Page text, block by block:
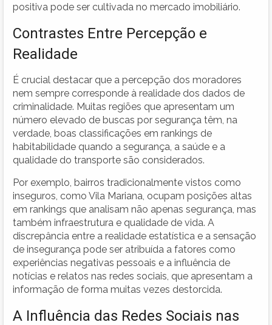
positiva pode ser cultivada no mercado imobiliário.
Contrastes Entre Percepção e
Realidade
É crucial destacar que a percepção dos moradores
nem sempre corresponde à realidade dos dados de
criminalidade. Muitas regiões que apresentam um
número elevado de buscas por segurança têm, na
verdade, boas classificações em rankings de
habitabilidade quando a segurança, a saúde e a
qualidade do transporte são considerados.
Por exemplo, bairros tradicionalmente vistos como
inseguros, como Vila Mariana, ocupam posições altas
em rankings que analisam não apenas segurança, mas
também infraestrutura e qualidade de vida. A
discrepância entre a realidade estatística e a sensação
de insegurança pode ser atribuída a fatores como
experiências negativas pessoais e a influência de
notícias e relatos nas redes sociais, que apresentam a
informação de forma muitas vezes destorcida.
A Influência das Redes Sociais nas